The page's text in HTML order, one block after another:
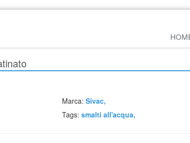
Marca:Sivac,
Tags:smalti all'acqua,